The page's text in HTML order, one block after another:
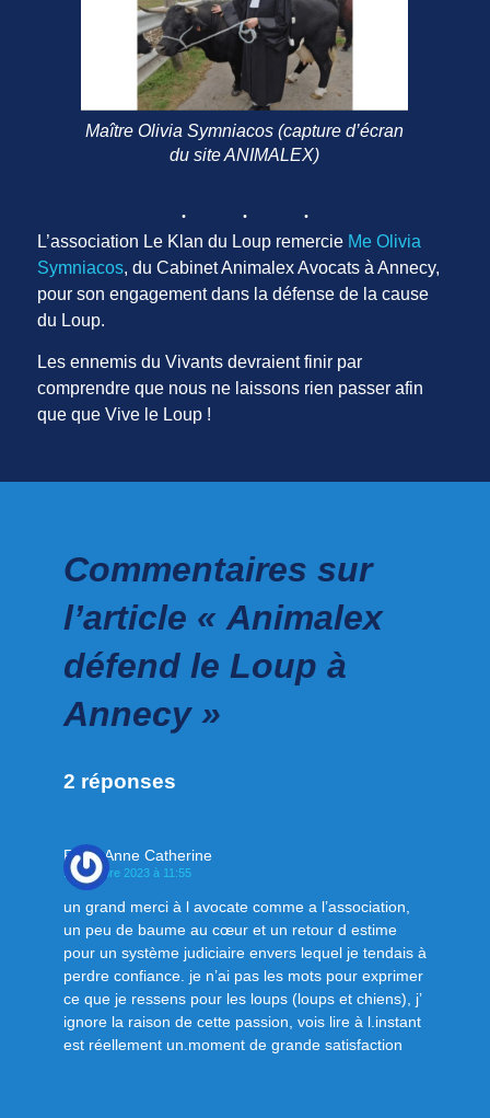
Maître Olivia Symniacos (capture d’écran
du site ANIMALEX)
L’association Le Klan du Loup remercie Me Olivia
Symniacos, du Cabinet Animalex Avocats à Annecy,
pour son engagement dans la défense de la cause
du Loup.
Les ennemis du Vivants devraient finir par
comprendre que nous ne laissons rien passer afin
que que Vive le Loup !
Commentaires sur
l’article « Animalex
défend le Loup à
Annecy »
2 réponses
Ferry Anne Catherine
13 octobre 2023 à 11:55
un grand merci à l avocate comme a l’association,
un peu de baume au cœur et un retour d estime
pour un système judiciaire envers lequel je tendais à
perdre confiance. je n’ai pas les mots pour exprimer
ce que je ressens pour les loups (loups et chiens), j’
ignore la raison de cette passion, vois lire à l.instant
est réellement un.moment de grande satisfaction